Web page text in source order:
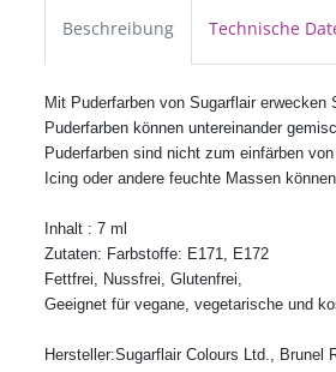
Beschreibung Technische
Mit Puderfarben von Sugarflair
Puderfarben können untereinander
Puderfarben sind nicht zum einfärben
Icing oder andere feuchte Massen
Inhalt : 7 ml
Zutaten: Farbstoffe: E171, E172
Fettfrei, Nussfrei, Glutenfrei,
Geeignet für vegane, vegetarische und
Hersteller:Sugarflair Colours Ltd., Brunel